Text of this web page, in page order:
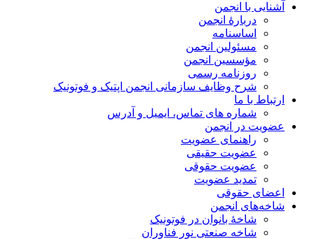
آشنایی با انجمن
دربارۀ انجمن
اساسنامه
مسئولین انجمن
مؤسسین انجمن
روزنامه رسمی
شرح وظایف سازمانی انجمن اپتیک و فوتونیک
ارتباط با ما
شماره های تماس، ایمیل و آدرس
عضویت در انجمن
راهنمای عضویت
عضویت حقیقی
عضویت حقوقی
تمدید عضویت
اعضای حقوقی
شاخه‌های انجمن
شاخۀ بانوان در فوتونیک
شاخه صنعتی نور فناوران